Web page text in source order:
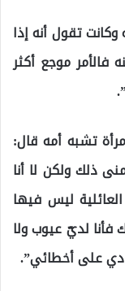
تقول أنه إذا
فالأمر موجع أكثر
تشبه أمه قال:
ذلك ولكن لا أنا
ليس فيها
فأنا لديّ عيوب ولا
على أخطائي”.